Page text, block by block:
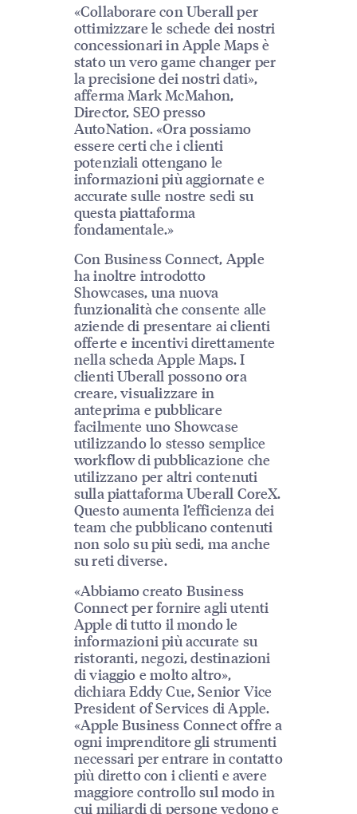
«Collaborare con Uberall per
ottimizzare le schede dei nostri
concessionari in Apple Maps è
stato un vero game changer per
la precisione dei nostri dati»,
afferma Mark McMahon,
Director, SEO presso
AutoNation. «Ora possiamo
essere certi che i clienti
potenziali ottengano le
informazioni più aggiornate e
accurate sulle nostre sedi su
questa piattaforma
fondamentale.»
Con Business Connect, Apple
ha inoltre introdotto
Showcases, una nuova
funzionalità che consente alle
aziende di presentare ai clienti
offerte e incentivi direttamente
nella scheda Apple Maps. I
clienti Uberall possono ora
creare, visualizzare in
anteprima e pubblicare
facilmente uno Showcase
utilizzando lo stesso semplice
workflow di pubblicazione che
utilizzano per altri contenuti
sulla piattaforma Uberall CoreX.
Questo aumenta l’efficienza dei
team che pubblicano contenuti
non solo su più sedi, ma anche
su reti diverse.
«Abbiamo creato Business
Connect per fornire agli utenti
Apple di tutto il mondo le
informazioni più accurate su
ristoranti, negozi, destinazioni
di viaggio e molto altro»,
dichiara Eddy Cue, Senior Vice
President of Services di Apple.
«Apple Business Connect offre a
ogni imprenditore gli strumenti
necessari per entrare in contatto
più diretto con i clienti e avere
maggiore controllo sul modo in
cui miliardi di persone vedono e